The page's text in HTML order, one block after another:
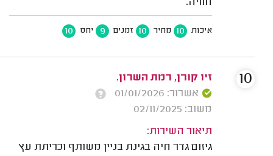
איכות 10 מחיר 10 זמנים 9 יחס 10
זיו קורן, רמת השרון.
אשרור: 01/01/2026
משוב: 02/11/2025
תיאור השירות:
גיזום גדר חיה בגינת בניין משותף וכריתת עץ
10